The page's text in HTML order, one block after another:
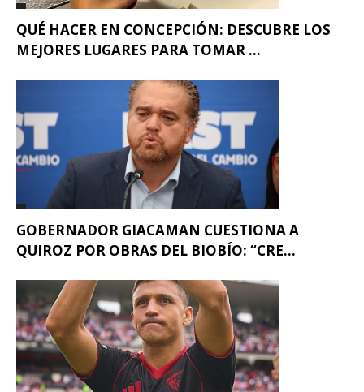
QUÉ HACER EN CONCEPCIÓN: DESCUBRE LOS
MEJORES LUGARES PARA TOMAR ...
GOBERNADOR GIACAMAN CUESTIONA A
QUIROZ POR OBRAS DEL BIOBÍO: “CRE...